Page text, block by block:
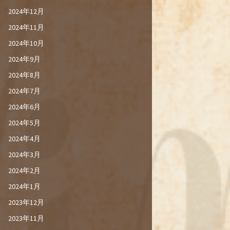
2024年12月
2024年11月
2024年10月
2024年9月
2024年8月
2024年7月
2024年6月
2024年5月
2024年4月
2024年3月
2024年2月
2024年1月
2023年12月
2023年11月